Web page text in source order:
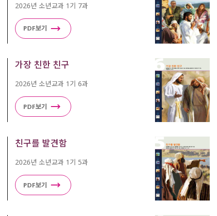
2026년 소년교과 1기 7과
PDF보기
가장 친한 친구
2026년 소년교과 1기 6과
PDF보기
친구를 발견함
2026년 소년교과 1기 5과
PDF보기